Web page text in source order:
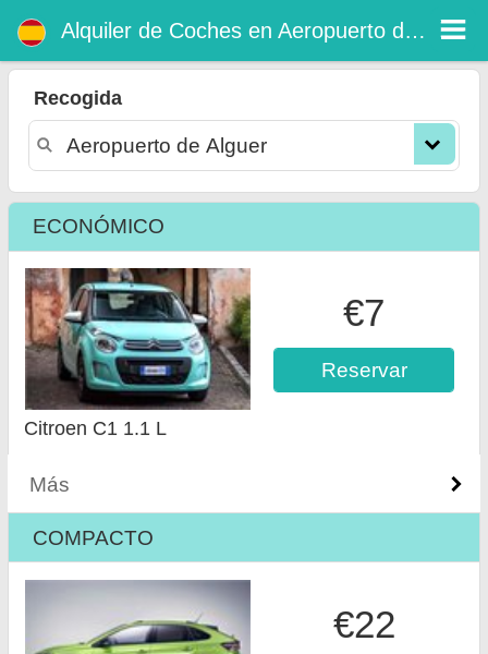
Alquiler de Coches en Aeropuerto de Alguer
Recogida
ECONÓMICO
€7
Reservar
Citroen C1 1.1 L
Más
COMPACTO
€22